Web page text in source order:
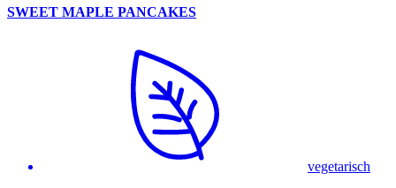
SWEET MAPLE PANCAKES
vegetarisch